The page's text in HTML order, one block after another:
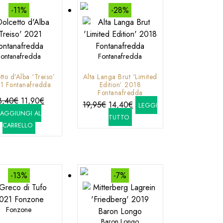
-11%
d’Alba ‘Treiso’
Fontanafredda
€ Il
prezzo
originale
era:
11,90€Il
è:
AGGIUNGI AL
CARRELLO
-28%
Fontanafredda
Alta Langa Brut ‘Limited
Edition’ 2018
Fontanafredda
19,95€ Il
prezzo
originale
14,40€
prezzo
attuale
LEGGI
TUTTO
-13%
Fonzone
-7%